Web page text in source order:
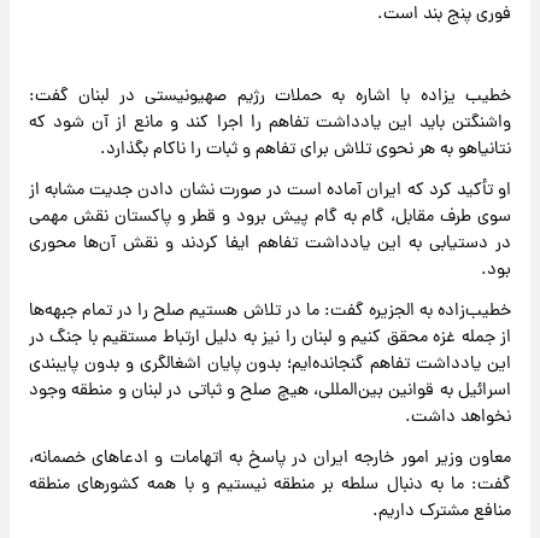
فوری پنج بند است.
خطیب یزاده با اشاره به حملات رژیم صهیونیستی در لبنان گفت:
واشنگتن باید این یادداشت تفاهم را اجرا کند و مانع از آن شود که
نتانیاهو به هر نحوی تلاش برای تفاهم و ثبات را ناکام بگذارد.
او تأکید کرد که ایران آماده است در صورت نشان دادن جدیت مشابه از
سوی طرف مقابل، گام به گام پیش برود و قطر و پاکستان نقش مهمی
در دستیابی به این یادداشت تفاهم ایفا کردند و نقش آن‌ها محوری
بود.
خطیب‌زاده به الجزیره گفت: ما در تلاش هستیم صلح را در تمام جبهه‌ها
از جمله غزه محقق کنیم و لبنان را نیز به دلیل ارتباط مستقیم با جنگ در
این یادداشت تفاهم گنجانده‌ایم؛ بدون پایان اشغالگری و بدون پایبندی
اسرائیل به قوانین بین‌المللی، هیچ صلح و ثباتی در لبنان و منطقه وجود
نخواهد داشت.
معاون وزیر امور خارجه ایران در پاسخ به اتهامات و ادعاهای خصمانه،
گفت: ما به دنبال سلطه بر منطقه نیستیم و با همه کشورهای منطقه
منافع مشترک داریم.